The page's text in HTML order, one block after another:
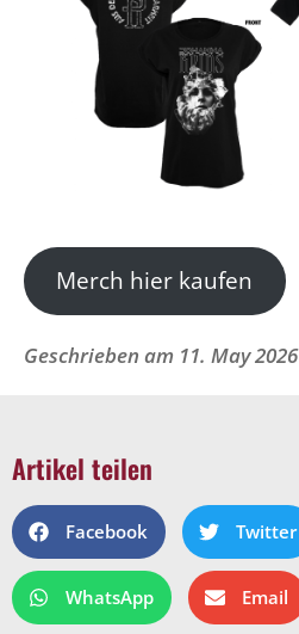
Merch hier kaufen
Geschrieben am 11. May 2026
Artikel teilen
Facebook Twitter
WhatsApp Email